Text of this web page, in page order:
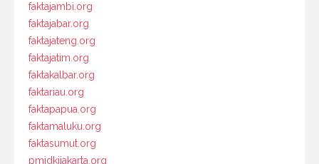
faktajambi.org
faktajabar.org
faktajateng.org
faktajatim.org
faktakalbar.org
faktariau.org
faktapapua.org
faktamaluku.org
faktasumut.org
pmidkijakarta.org